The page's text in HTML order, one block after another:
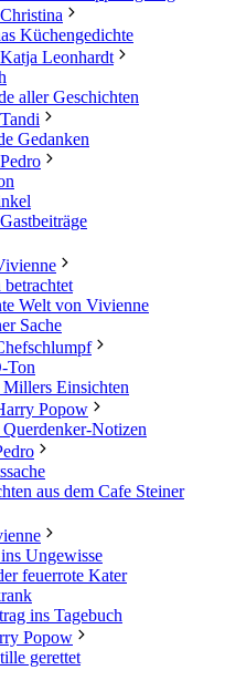
Küchengedichte
Leonhardt
aller Geschichten
Gedanken
Welt von Vivienne
Sache
Ton
Einsichten
Popow
Querdenker-Notizen
aus dem Cafe Steiner
Ungewisse
feuerrote Kater
ins Tagebuch
Popow
gerettet